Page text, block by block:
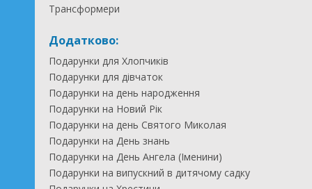
Трансформери
Додатково:
Подарунки для Хлопчиків
Подарунки для дівчаток
Подарунки на день народження
Подарунки на Новий Рік
Подарунки на день Святого Миколая
Подарунки на День знань
Подарунки на День Ангела (Іменини)
Подарунки на випускний в дитячому садку